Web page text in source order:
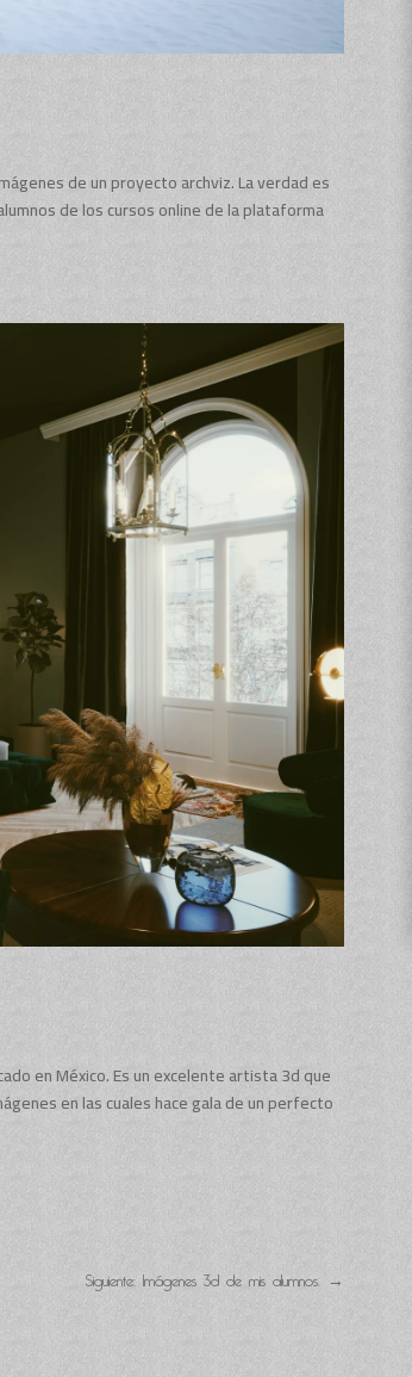
de un proyecto archviz. La verdad es
de los cursos online de la plataforma
en México. Es un excelente artista 3d que
en las cuales hace gala de un perfecto
Siguiente: Imágenes 3d de mis alumnos. →